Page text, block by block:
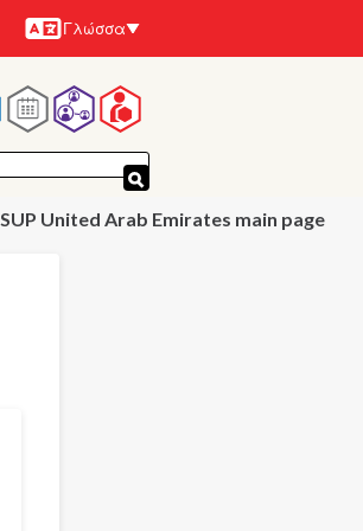
Γλώσσες
Γλώσσα
United Arab Emirates main page